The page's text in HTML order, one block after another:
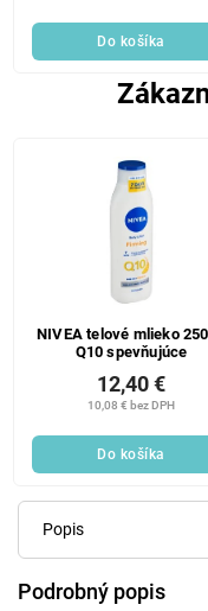
Do košíka
NIVEA telové mlieko
Q10 spevňujúce
10,08 € bez DPH
12,40 €
Do košíka
Popis
Podrobný popis